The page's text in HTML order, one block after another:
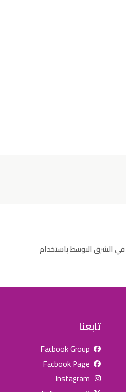
الشرق الاوسط باستخدام
تابعنا
Facbook Group
Facbook Page
Instagram